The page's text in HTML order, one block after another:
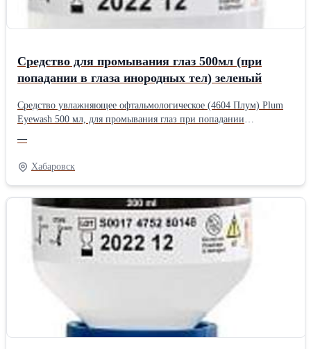
Средство для промывания глаз 500мл (при
попадании в глаза инородных тел) зеленый
Средство увлажняющее офтальмологическое (4604 Плум) Plum
Eyewash 500 мл, для промывания глаз при попадании
стружки, пыли, грязи). Флакон содержит стерильный раствор
хлорида натрия (0,9%). Флакон снабжен колпачком
эргономичной формы, обеспечивающей плотное прилегание
к глазу и равномерное промывание, одновременно отводя
избыток жидкости от глаза. Имеет пылезащитную крышку
и подробную инструкцию на этикетке. Упаковка стерильная,
после вскрытия средство не хранить. Если упаковка не вскрыта,
то препарат хранится 3,5 года. Важно: струя жидкости для
промывания не должна попадать в глаза под напором, на флакон
надо слегка надавливать и несильно сжимать. Комплектация: 1
—
Хабаровск